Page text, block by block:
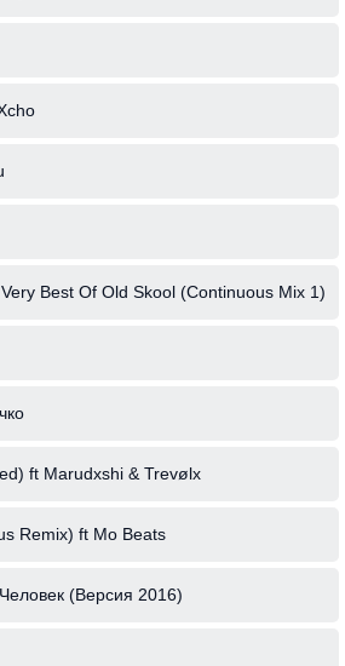
Best Of Old Skool (Continuous Mix 1)
ft Marudxshi & Trevølx
Remix) ft Mo Beats
(Версия 2016)